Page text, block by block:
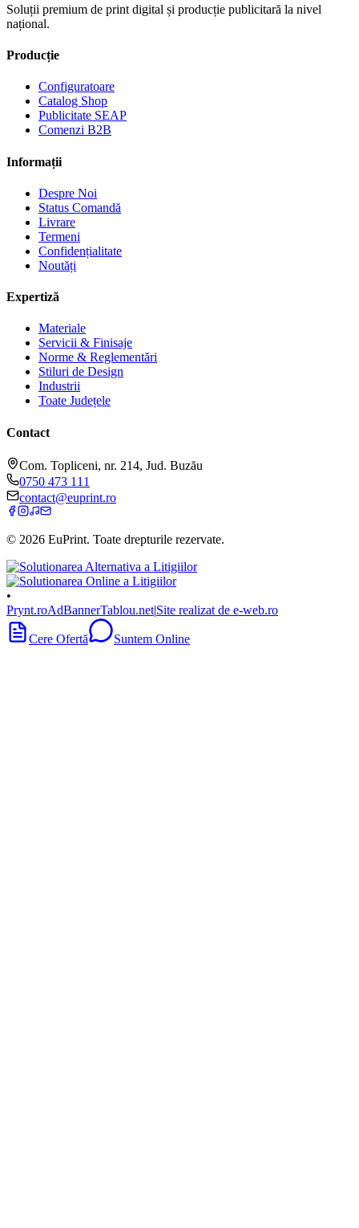
Soluții premium de print digital și producție publicitară la nivel
național.
Producție
Configuratoare
Catalog Shop
Publicitate SEAP
Comenzi B2B
Informații
Despre Noi
Status Comandă
Livrare
Termeni
Confidențialitate
Noutăți
Expertiză
Materiale
Servicii & Finisaje
Norme & Reglementări
Stiluri de Design
Industrii
Toate Județele
Contact
Com. Topliceni, nr. 214, Jud. Buzău
0750 473 111
contact@euprint.ro
© 2026 EuPrint. Toate drepturile rezervate.
•
Prynt.roAdBannerTablou.net|Site realizat de e-web.ro
Cere Ofertă Suntem Online